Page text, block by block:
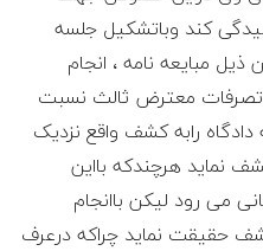
کند وباتشکیل جلسه
مبایعه نامه ، انجام
معترض ثالث نسبت
رابه کشف واقع نزدیک
نماید هرچندکه بااین
می رود لیکن باانجام
حقیقت نماید چراکه درعرف